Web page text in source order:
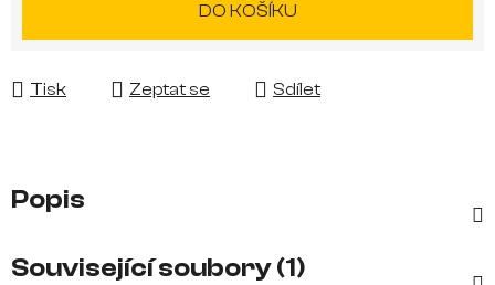
DO KOŠÍKU
Tisk Zeptat se Sdílet
Popis
Související soubory (1)